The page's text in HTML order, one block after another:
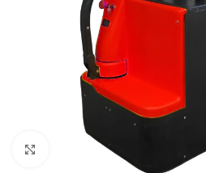
Haga clic para ampliar